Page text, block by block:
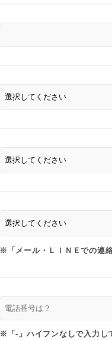
※「メール・ＬＩＮＥでの連
※「-」ハイフンなしで入力し